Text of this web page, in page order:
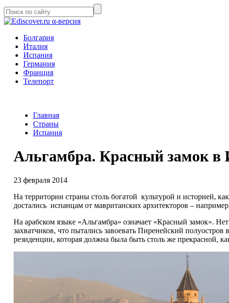
α-версия
Болгария
Италия
Испания
Германия
Франция
Телепорт
Главная
Страны
Испания
Альгамбра. Красный замок в
23 февраля 2014
На территории страны столь богатой культурой и историей,
достались испанцам от мавританских архитекторов –
На арабском языке «Альгамбра» означает «Красный замок».
захватчиков, что пытались завоевать Пиренейский
резиденции, которая должна была быть столь же прекрасной,